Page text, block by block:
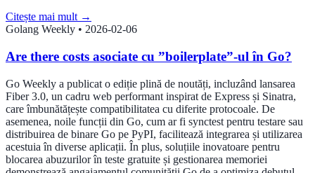
Citește mai mult →
Golang Weekly • 2026-02-06
Are there costs asociate cu ”boilerplate”-ul în Go?
Go Weekly a publicat o ediție plină de noutăți, incluzând lansarea
Fiber 3.0, un cadru web performant inspirat de Express și Sinatra,
care îmbunătățește compatibilitatea cu diferite protocoale. De
asemenea, noile funcții din Go, cum ar fi synctest pentru testare sau
distribuirea de binare Go pe PyPI, facilitează integrarea și utilizarea
acestuia în diverse aplicații. În plus, soluțiile inovatoare pentru
blocarea abuzurilor în teste gratuite și gestionarea memoriei